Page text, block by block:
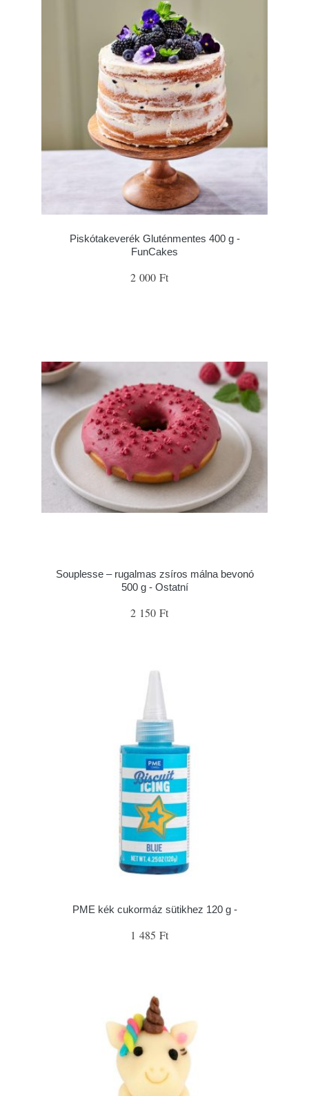
Piskótakeverék Gluténmentes 400 g -
FunCakes
2 000 Ft
Souplesse – rugalmas zsíros málna bevonó
500 g - Ostatní
2 150 Ft
PME kék cukormáz sütikhez 120 g -
1 485 Ft